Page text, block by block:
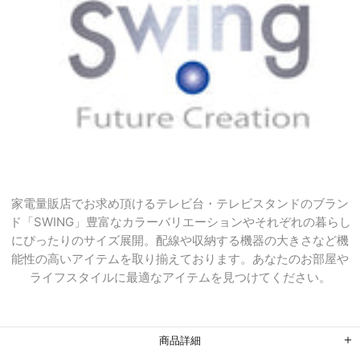
家電量販店でお求め頂けるテレビ台・テレビスタンドのブラン
ド「SWING」豊富なカラーバリエーションやそれぞれの暮らし
にぴったりのサイズ展開。 配線や収納する機器の大きさなど機
能性の高いアイテムを取り揃えております。あなたのお部屋や
ライフスタイルに最適なアイテムを見つけてください。
商品詳細